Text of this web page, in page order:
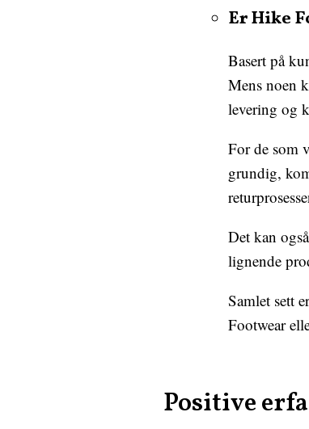
Er Hike
Basert på
Mens noen
levering og
For de som
grundig,
Det kan
lignende
Samlet sett
Footwear
Positive